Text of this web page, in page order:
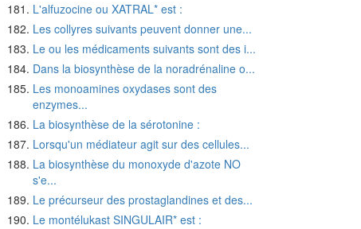
L'alfuzocine ou XATRAL* est :
Les collyres suivants peuvent donner une...
Le ou les médicaments suivants sont des i...
Dans la biosynthèse de la noradrénaline o...
Les monoamines oxydases sont des
enzymes...
La biosynthèse de la sérotonine :
Lorsqu'un médiateur agit sur des cellules...
La biosynthèse du monoxyde d'azote NO
s'e...
Le précurseur des prostaglandines et des...
Le montélukast SINGULAIR* est :